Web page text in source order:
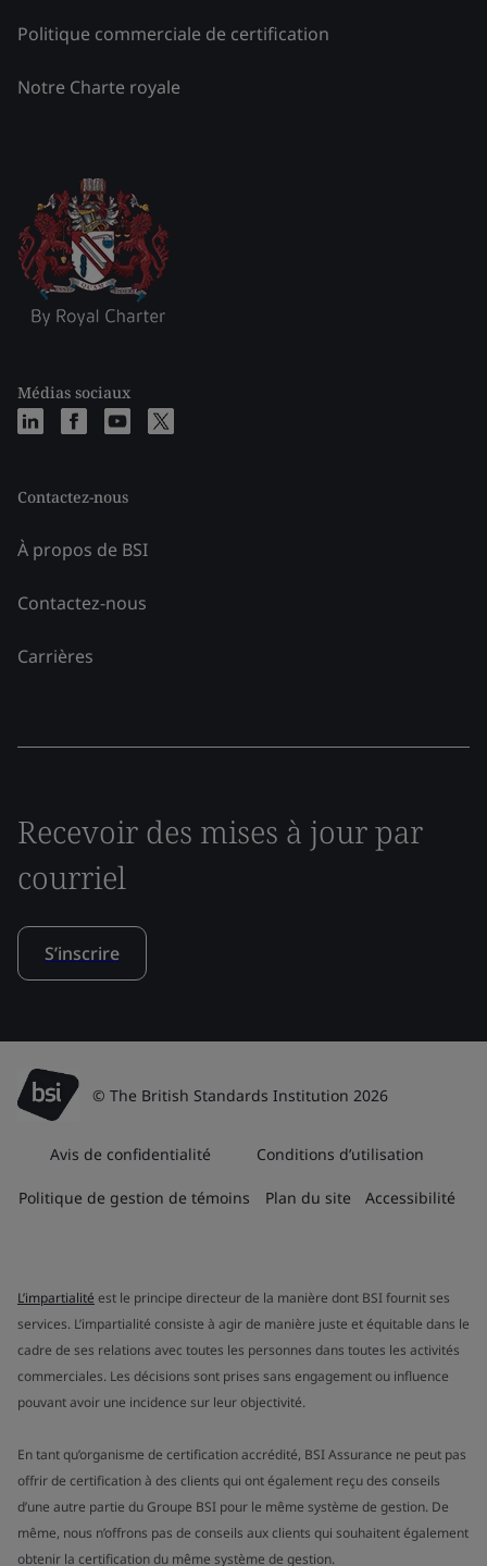
Politique commerciale de certification
Notre Charte royale
Médias sociaux
Contactez-nous
À propos de BSI
Contactez-nous
Carrières
Recevoir des mises à jour par
courriel
S’inscrire
© The British Standards Institution 2026
Avis de confidentialité Conditions d’utilisation
Politique de gestion de témoins Plan du site Accessibilité
L’impartialité est le principe directeur de la manière dont BSI fournit ses
services. L’impartialité consiste à agir de manière juste et équitable dans le
cadre de ses relations avec toutes les personnes dans toutes les activités
commerciales. Les décisions sont prises sans engagement ou influence
pouvant avoir une incidence sur leur objectivité.
En tant qu’organisme de certification accrédité, BSI Assurance ne peut pas
offrir de certification à des clients qui ont également reçu des conseils
d’une autre partie du Groupe BSI pour le même système de gestion. De
même, nous n’offrons pas de conseils aux clients qui souhaitent également
obtenir la certification du même système de gestion.